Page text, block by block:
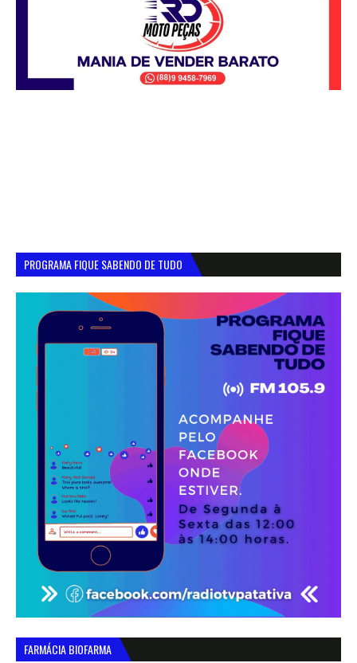
PROGRAMA FIQUE SABENDO DE TUDO
FARMÁCIA BIOFARMA